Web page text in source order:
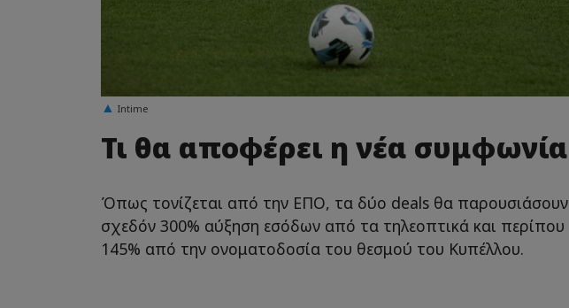
Intime
Τι θα αποφέρει η νέα συμφωνία
Όπως τονίζεται από την ΕΠΟ, τα δύο deals θα παρουσιάσουν
σχεδόν 300% αύξηση εσόδων από τα τηλεοπτικά και περίπου
145% από την ονοματοδοσία του θεσμού του Κυπέλλου.